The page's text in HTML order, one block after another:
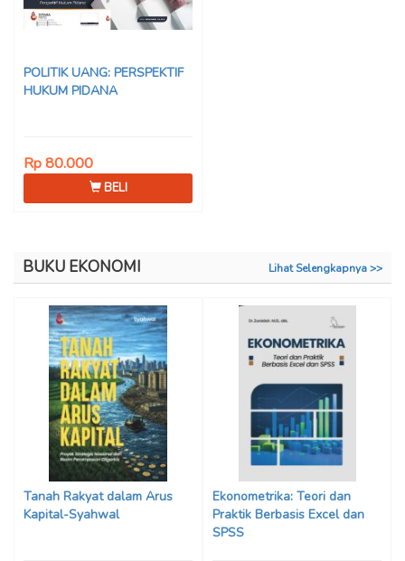
POLITIK UANG: PERSPEKTIF
HUKUM PIDANA
Rp 80.000
BELI
BUKU EKONOMI Lihat Selengkapnya >>
Tanah Rakyat dalam Arus
Kapital-Syahwal
Ekonometrika: Teori dan
Praktik Berbasis Excel dan
SPSS